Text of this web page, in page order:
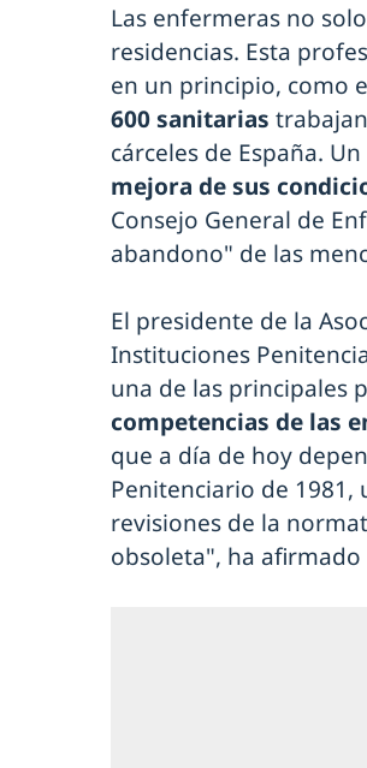
Las enfermeras no
residencias. Esta
en un principio, como
600 sanitarias
cárceles de España.
mejora de sus
Consejo General de
abandono" de las
El presidente de la
Instituciones
una de las principales
competencias de las
que a día de hoy
Penitenciario de
revisiones de la
obsoleta", ha afirmado